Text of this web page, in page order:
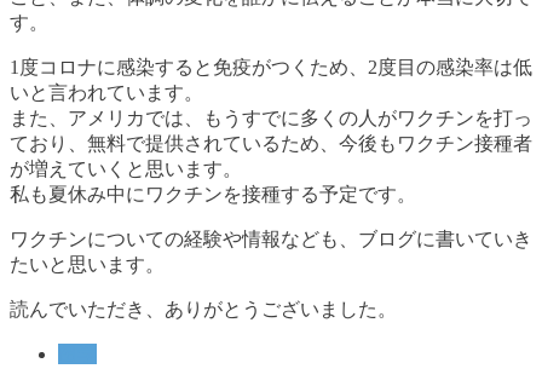
す。
1度コロナに感染すると免疫がつくため、2度目の感染率は低
いと言われています。
また、アメリカでは、もうすでに多くの人がワクチンを打っ
ており、無料で提供されているため、今後もワクチン接種者
が増えていくと思います。
私も夏休み中にワクチンを接種する予定です。
ワクチンについての経験や情報なども、ブログに書いていき
たいと思います。
読んでいただき、ありがとうございました。